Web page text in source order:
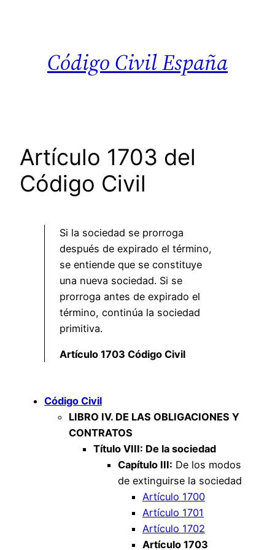
Código Civil España
Artículo 1703 del
Código Civil
Si la sociedad se prorroga
después de expirado el término,
se entiende que se constituye
una nueva sociedad. Si se
prorroga antes de expirado el
término, continúa la sociedad
primitiva.
Artículo 1703 Código Civil
Código Civil
LIBRO IV. DE LAS OBLIGACIONES Y
CONTRATOS
Título VIII: De la sociedad
Capítulo III: De los modos
de extinguirse la sociedad
Artículo 1700
Artículo 1701
Artículo 1702
Artículo 1703